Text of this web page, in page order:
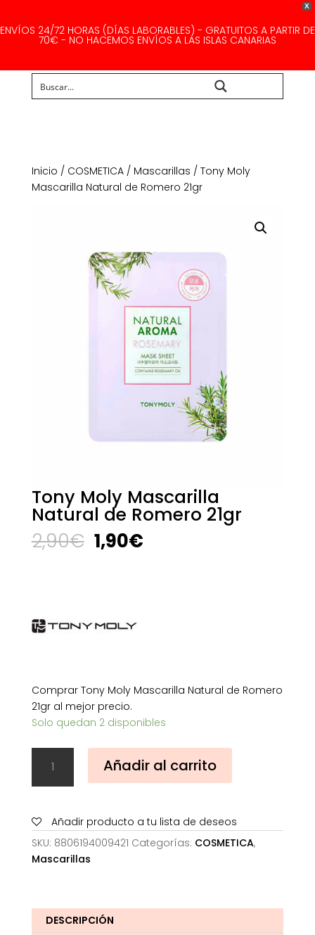
X
ENVÍOS 24/72 HORAS (DÍAS LABORABLES) - GRATUITOS A PARTIR DE
70€ - NO HACEMOS ENVÍOS A LAS ISLAS CANARIAS
Inicio / COSMETICA/ Mascarillas / Tony Moly
Mascarilla Natural de Romero 21gr
Tony Moly Mascarilla
Natural de Romero 21gr
2,90€ El
precio
1,90€El
Comprar Tony Moly Mascarilla Natural de Romero
21gr al mejor precio.
Solo quedan 2 disponibles
Moly
Mascarilla
de
Romero
Añadir al carrito
Añadir producto a tu lista de deseos
SKU: 8806194009421 Categorías: COSMETICA,
Mascarillas
DESCRIPCIÓN